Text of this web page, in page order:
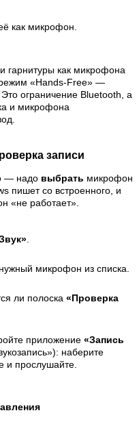
как микрофон.
гарнитуры как микрофона
режим «Hands-Free» —
ограничение Bluetooth, а
и микрофона
записи
— надо выбрать микрофон
пишет со встроенного, и
«не работает».
.
микрофон из списка.
ли полоска «Проверка
приложение «Запись
наберите
и прослушайте.